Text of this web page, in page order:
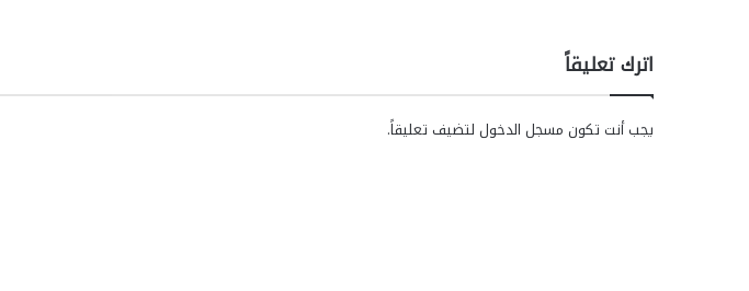
اترك تعليقاً
يجب أنت تكون مسجل الدخول لتضيف تعليقاً.